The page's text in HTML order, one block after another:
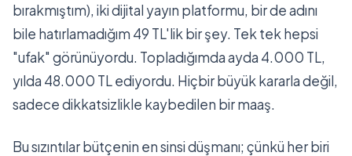
bırakmıştım), iki dijital yayın platformu, bir de adını
bile hatırlamadığım 49 TL'lik bir şey. Tek tek hepsi
"ufak" görünüyordu. Topladığımda ayda 4.000 TL,
yılda 48.000 TL ediyordu. Hiçbir büyük kararla değil,
sadece dikkatsizlikle kaybedilen bir maaş.
Bu sızıntılar bütçenin en sinsi düşmanı; çünkü her biri